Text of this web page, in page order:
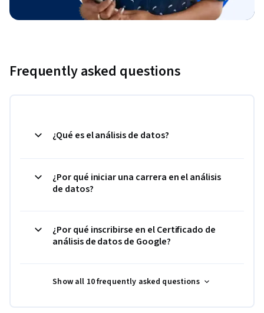
Frequently asked questions
¿Qué es el análisis de datos?
¿Por qué iniciar una carrera en el análisis
de datos?
¿Por qué inscribirse en el Certificado de
análisis de datos de Google?
Show all 10 frequently asked questions